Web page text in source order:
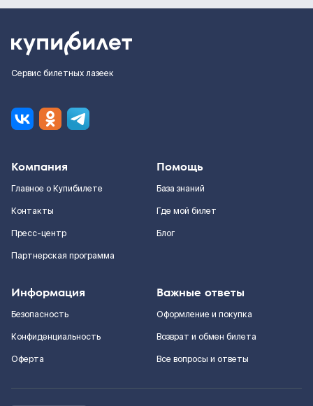
Сервис билетных лазеек
Компания
Главное о Купибилете
Контакты
Пресс-центр
Партнерская программа
Помощь
База знаний
Где мой билет
Блог
Информация
Безопасность
Конфиденциальность
Оферта
Важные ответы
Оформление и покупка
Возврат и обмен билета
Все вопросы и ответы